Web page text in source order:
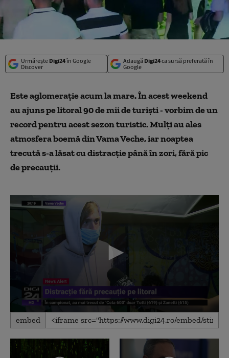
Urmărește Digi24în Google
Discover
Adaugă Digi24ca sursă preferată în
Google
Este aglomerație acum la mare. În acest weekend
au ajuns pe litoral 90 de mii de turiști - vorbim de un
record pentru acest sezon turistic. Mulți au ales
atmosfera boemă din Vama Veche, iar noaptea
trecută s-a lăsat cu distracție până în zori, fără pic
de precauții.
0
seconds
1
minute,
embed